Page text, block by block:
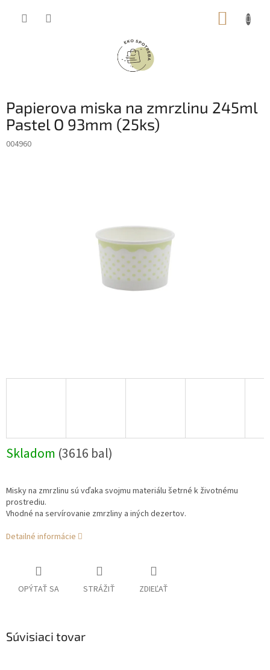
Papierova miska na zmrzlinu 245ml
Pastel O 93mm (25ks)
004960
Skladom (3616 bal)
Misky na zmrzlinu sú vďaka svojmu materiálu šetrné k životnému
prostrediu.
Vhodné na servírovanie zmrzliny a iných dezertov.
Detailné informácie
OPÝTAŤ SA STRÁŽIŤ ZDIEĽAŤ
Súvisiaci tovar